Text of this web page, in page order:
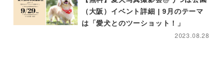
（大阪）イベント詳細 | 9月のテーマ
は「愛犬とのツーショット！」
2023.08.28